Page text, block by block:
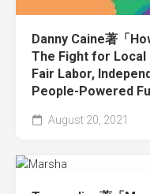
Danny Caine著「
The Fight for Local
Fair Labor,
People-Powered
August 20, 2021